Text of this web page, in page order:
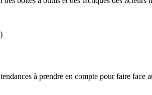
à prendre en compte pour faire face